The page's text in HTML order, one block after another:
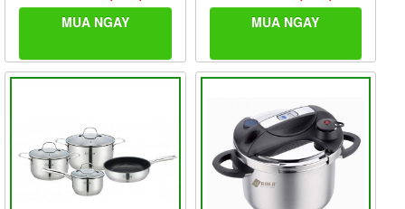
MUA NGAY
MUA NGAY